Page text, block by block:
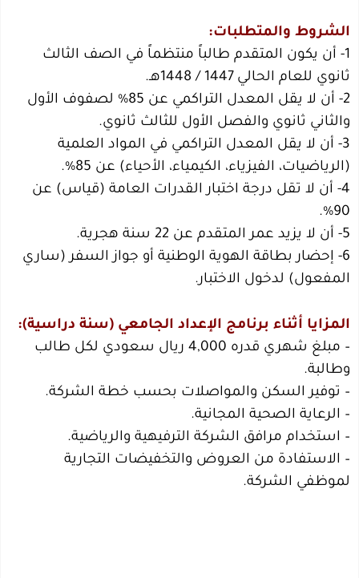
الشروط والمتطلبات:
1- أن يكون المتقدم طالباً منتظماً في الصف الثالث
ثانوي للعام الحالي 1447 / 1448هـ.
2- أن لا يقل المعدل التراكمي عن 85% لصفوف الأول
والثاني ثانوي والفصل الأول للثالث ثانوي.
3- أن لا يقل المعدل التراكمي في المواد العلمية
(الرياضيات، الفيزياء، الكيمياء، الأحياء) عن 85%.
4- أن لا تقل درجة اختبار القدرات العامة (قياس) عن
90%.
5- أن لا يزيد عمر المتقدم عن 22 سنة هجرية.
6- إحضار بطاقة الهوية الوطنية أو جواز السفر (ساري
المفعول) لدخول الاختبار.
المزايا أثناء برنامج الإعداد الجامعي (سنة دراسية):
– مبلغ شهري قدره 4,000 ريال سعودي لكل طالب
وطالبة.
– توفير السكن والمواصلات بحسب خطة الشركة.
– الرعاية الصحية المجانية.
– استخدام مرافق الشركة الترفيهية والرياضية.
– الاستفادة من العروض والتخفيضات التجارية
لموظفي الشركة.